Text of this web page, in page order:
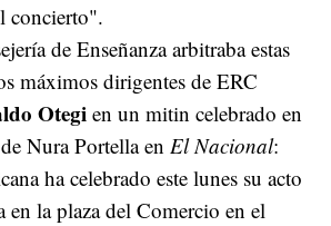
concierto".
de Enseñanza arbitraba estas
máximos dirigentes de ERC
Otegien un mitin celebrado en
Nura Portella en El Nacional:
ha celebrado este lunes su acto
en la plaza del Comercio en el